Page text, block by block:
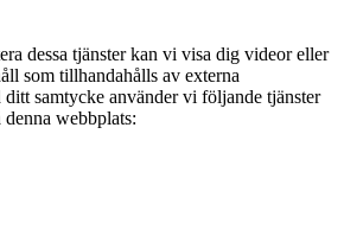
dessa tjänster kan vi visa dig videor eller
som tillhandahålls av externa
ditt samtycke använder vi följande tjänster
webbplats: